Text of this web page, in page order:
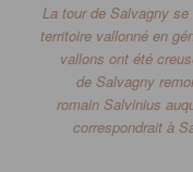
La tour de Salvagnyse
territoire vallonné en
vallons ont été
de Salvagny
romain Salvinius
correspondrait à